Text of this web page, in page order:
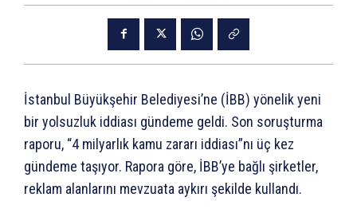
İstanbul Büyükşehir Belediyesi’ne (İBB) yönelik yeni
bir yolsuzluk iddiası gündeme geldi. Son soruşturma
raporu, “4 milyarlık kamu zararı iddiası”nı üç kez
gündeme taşıyor. Rapora göre, İBB’ye bağlı şirketler,
reklam alanlarını mevzuata aykırı şekilde kullandı.